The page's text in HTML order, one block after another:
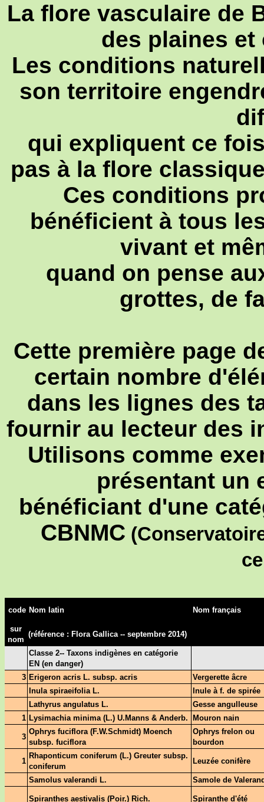
La flore vasculaire de
des plaines
Les conditions
son territoire
qui expliquent ce
pas à la flore
Ces conditions
bénéficient à tous
vivant et
quand on pense
grottes, de
Cette première page
certain nombre
dans les lignes des
fournir au lecteur des
Utilisons comme
présentant un
bénéficiant d'une
CBNMC (
code Nom latin Nom français
sur
nom
(référence : Flora Gallica -- septembre 2014)
Classe 2-- Taxons indigènes en catégorie
EN (en danger)
3 Erigeron acris L. subsp. acris
Vergerette âcre
Inula spiraeifolia L.
Inule à f. de spirée
Lathyrus angulatus L.
Gesse angulleuse
1 Lysimachia minima (L.) U.Manns & Anderb. Mouron nain
3
Ophrys fuciflora (F.W.Schmidt) Moench
subsp. fuciflora
Ophrys frelon ou
bourdon
1
Rhaponticum coniferum (L.) Greuter subsp.
coniferum
Leuzée conifère
Samolus valerandi L. Samole de
Spiranthes aestivalis (Poir.) Rich. Spiranthe d'été